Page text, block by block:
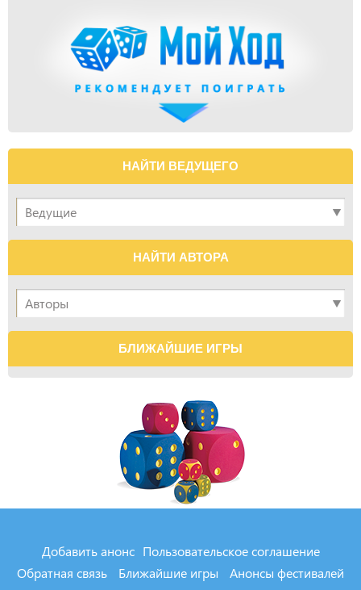
НАЙТИ ВЕДУЩЕГО
НАЙТИ АВТОРА
БЛИЖАЙШИЕ ИГРЫ
Добавить анонс Пользовательское соглашение
Обратная связь
Ближайшие игры
Анонсы фестивалей